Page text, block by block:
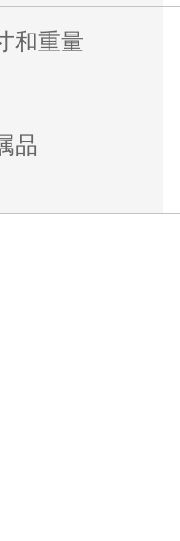
和重量
品